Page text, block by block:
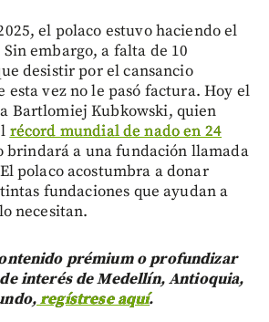
el polaco estuvo haciendo el
embargo, a falta de 10
desistir por el cansancio
esta vez no le pasó factura. Hoy el
Bartlomiej Kubkowski, quien
récord mundial de nado en 24
brindará a una fundación llamada
polaco acostumbra a donar
fundaciones que ayudan a
necesitan.
prémium o profundizar
interés de Medellín, Antioquia,
regístrese aquí.